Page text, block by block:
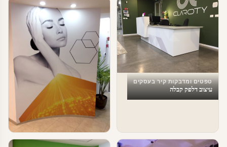
טפטים ומדבקות קיר בעסקים
עיצוב דלפק קבלה
טפטים ומדבקות קיר בעסקים